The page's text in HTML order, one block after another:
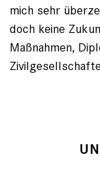
mich sehr
doch keine
Maßnahmen,